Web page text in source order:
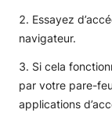
Essayez
navigateur.
Si cela
par votre pare-
applications